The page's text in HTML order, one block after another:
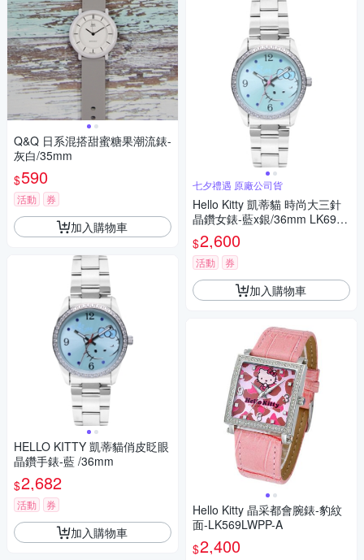
Q&Q 日系混搭甜蜜糖果潮流錶-
灰白/35mm
$590
活動 券
加入購物車
HELLO KITTY 凱蒂貓俏皮眨眼
晶鑽手錶-藍 /36mm
$2,682
活動 券
加入購物車
七夕禮遇 原廠公司貨
Hello Kitty 凱蒂貓 時尚大三針
晶鑽女錶-藍x銀/36mm LK691L
WNA 七夕寵愛季 送禮推薦
$2,600
活動 券
加入購物車
Hello Kitty 晶采都會腕錶-豹紋
面-LK569LWPP-A
$2,400